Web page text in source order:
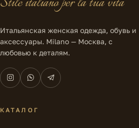
Итальянская женская одежда, обувь и
аксессуары. Milano — Москва, с
любовью к деталям.
КАТАЛОГ